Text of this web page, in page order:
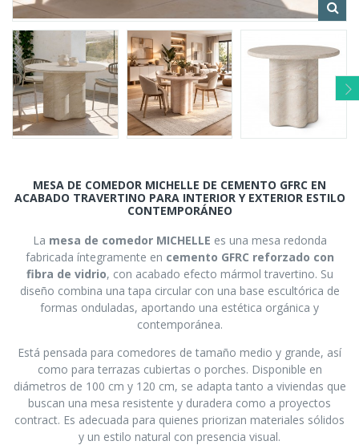
MESA DE COMEDOR MICHELLE DE CEMENTO GFRC EN
ACABADO TRAVERTINO PARA INTERIOR Y EXTERIOR ESTILO
CONTEMPORÁNEO
La mesa de comedor MICHELLE es una mesa redonda
fabricada íntegramente en cemento GFRC reforzado con
fibra de vidrio, con acabado efecto mármol travertino. Su
diseño combina una tapa circular con una base escultórica de
formas onduladas, aportando una estética orgánica y
contemporánea.
Está pensada para comedores de tamaño medio y grande, así
como para terrazas cubiertas o porches. Disponible en
diámetros de 100 cm y 120 cm, se adapta tanto a viviendas que
buscan una mesa resistente y duradera como a proyectos
contract. Es adecuada para quienes priorizan materiales sólidos
y un estilo natural con presencia visual.